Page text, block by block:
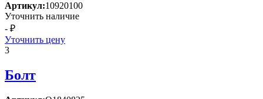
Артикул:10920100
Уточнить наличие
- ₽
Уточнить цену
3
Болт